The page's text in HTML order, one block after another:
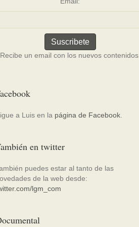
Recibe un email con los nuevos contenidos.
a Luis en la página de Facebook
en twitter
puedes estar al tanto de las
de la web desde:
lgm_com